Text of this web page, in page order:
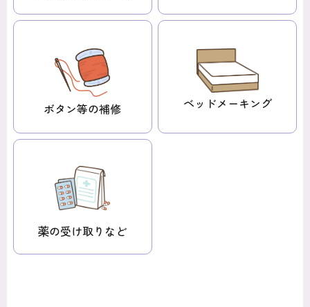
ボタン等の補修 ベッドメーキング
薬の受け取り など